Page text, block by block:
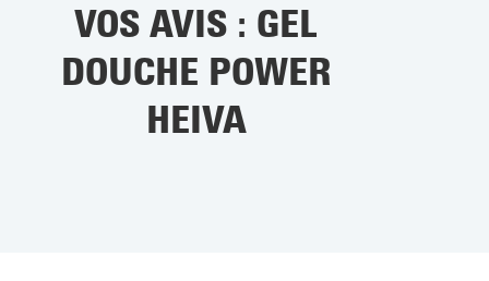
VOS AVIS : GEL
DOUCHE POWER
HEIVA